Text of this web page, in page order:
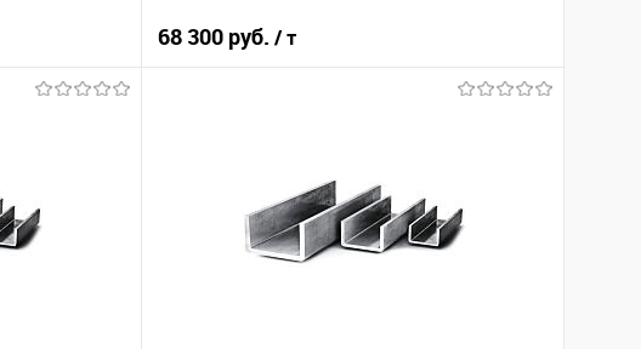
68 300 руб. / т
Купить в 1 клик
Сравнение
В избранное
Под заказ